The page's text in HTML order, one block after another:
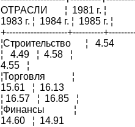
ОТРАСЛИ ¦ 1981 г. ¦
1983 г. ¦ 1984 г. ¦ 1985 г. ¦
+--------------------+----------
¦Строительство ¦ 4.54
¦ 4.49 ¦ 4.58 ¦
4.55 ¦
¦Торговля ¦
15.61 ¦ 16.13
¦ 16.57 ¦ 16.85 ¦
¦Финансы ¦
14.60 ¦ 14.91